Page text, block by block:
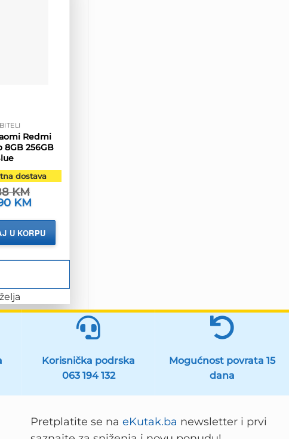
Redmi
8GB 256GB
dostava
KM
KM.
KM
je:
U KORPU
Korisnička podrska
063 194 132
Mogućnost povrata 15
dana
Pretplatite se na eKutak.ba newsletter i prvi